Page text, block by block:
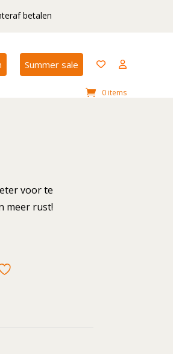
betalen
Summer sale
0 items
voor te
meer rust!